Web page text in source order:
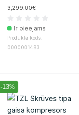
3,299.00€
Ir pieejams
Produkta kods:
0000001483
-13%